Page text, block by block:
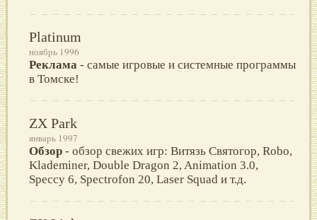
Platinum
ноябрь 1996
Реклама - самые игровые и системные программы
в Томске!
ZX Park
январь 1997
Обзор - обзор свежих игр: Витязь Святогор, Robo,
Klademiner, Double Dragon 2, Animation 3.0,
Speccy 6, Spectrofon 20, Laser Squad и т.д.